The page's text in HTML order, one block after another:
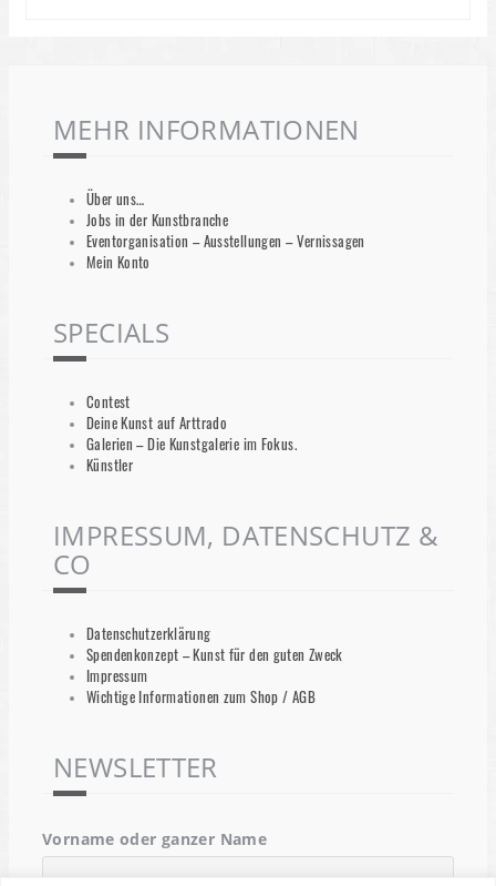
MEHR INFORMATIONEN
Über uns…
Jobs in der Kunstbranche
Eventorganisation – Ausstellungen – Vernissagen
Mein Konto
SPECIALS
Contest
Deine Kunst auf Arttrado
Galerien – Die Kunstgalerie im Fokus.
Künstler
IMPRESSUM, DATENSCHUTZ &
CO
Datenschutzerklärung
Spendenkonzept – Kunst für den guten Zweck
Impressum
Wichtige Informationen zum Shop / AGB
NEWSLETTER
Vorname oder ganzer Name